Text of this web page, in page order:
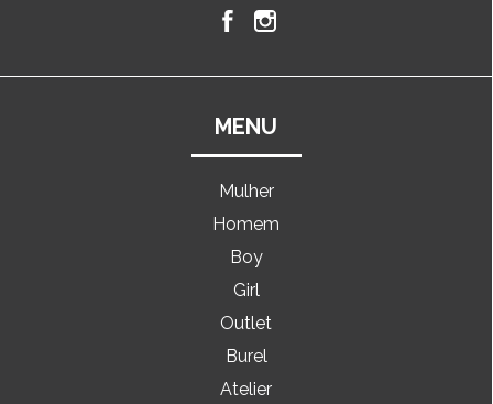
MENU
Mulher
Homem
Boy
Girl
Outlet
Burel
Atelier